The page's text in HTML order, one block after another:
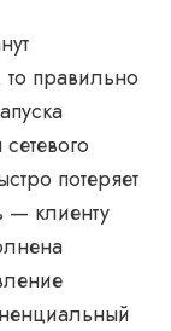
то правильно
потеряет
— клиенту